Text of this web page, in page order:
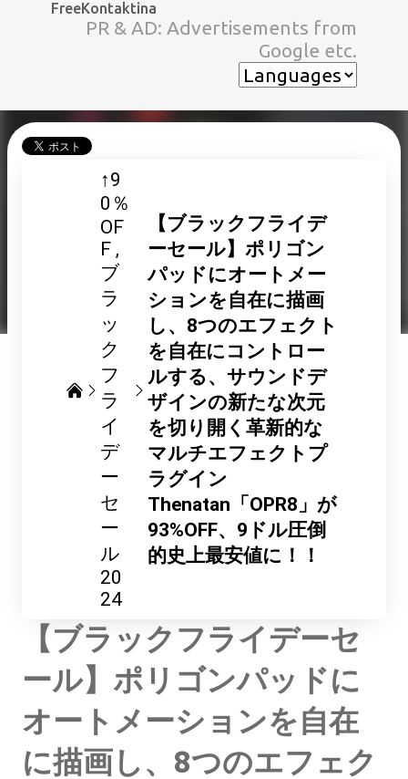
スキップしてメイン コンテンツに移動
FreeKontaktina
PR & AD: Advertisements from
Google etc.
↑9
0％
OF
F
ブ
ラ
ッ
ク
フ
ラ
イ
デ
ー
セ
ー
ル
20
24
【ブラックフライデ
ーセール】ポリゴン
パッドにオートメー
ションを自在に描画
し、8つのエフェクト
を自在にコントロー
ルする、サウンドデ
ザインの新たな次元
を切り開く革新的な
マルチエフェクトプ
ラグイン
Thenatan「OPR8」が
93%OFF、9ドル圧倒
的史上最安値に！！
【ブラックフライデーセ
ール】ポリゴンパッドに
オートメーションを自在
に描画し、8つのエフェク